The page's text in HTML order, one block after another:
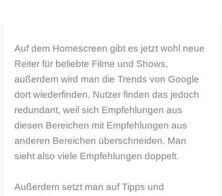
Auf dem Homescreen gibt es jetzt wohl neue
Reiter für beliebte Filme und Shows,
außerdem wird man die Trends von Google
dort wiederfinden. Nutzer finden das jedoch
redundant, weil sich Empfehlungen aus
diesen Bereichen mit Empfehlungen aus
anderen Bereichen überschneiden. Man
sieht also viele Empfehlungen doppelt.
Außerdem setzt man auf Tipps und